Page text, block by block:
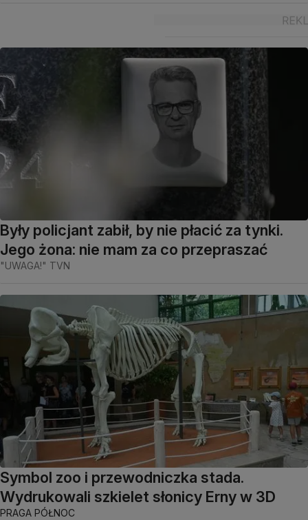
Były policjant zabił, by nie płacić za tynki.
Jego żona: nie mam za co przepraszać
"UWAGA!" TVN
Symbol zoo i przewodniczka stada.
Wydrukowali szkielet słonicy Erny w 3D
PRAGA PÓŁNOC